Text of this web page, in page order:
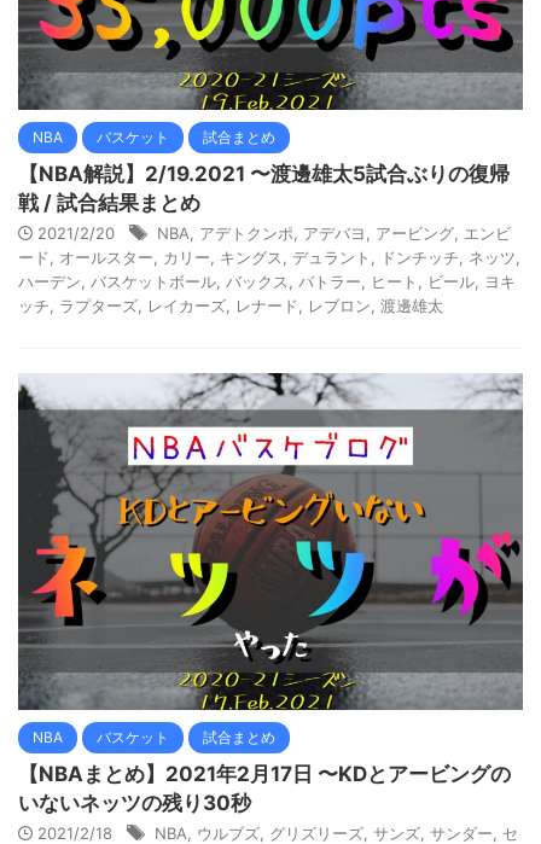
NBA バスケット 試合まとめ
【NBA解説】2/19.2021 〜渡邊雄太5試合ぶりの復帰
戦 / 試合結果まとめ
2021/2/20 NBA アデトクンポ アデバヨ アービング
エンビ
ード
オールスター カリー キングス デュラント ドンチッチ ネッツ
ハーデン
バスケットボール バックス バトラー ヒート ビール
ヨキ
ッチ
ラプターズ レイカーズ レナード レブロン 渡邊雄太
NBA バスケット 試合まとめ
【NBAまとめ】2021年2月17日 〜KDとアービングの
いないネッツの残り30秒
2021/2/18 NBA ウルブズ グリズリーズ サンズ サンダー
セ